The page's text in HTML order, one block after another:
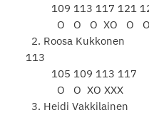
109 113 117 121
O O O XO O O
2. Roosa
113
105 109 113 117
O O XO XXX
3. Heidi